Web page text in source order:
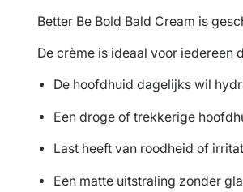
Better Be Bold Bald Cream is
De crème is ideaal voor iedereen
De hoofdhuid dagelijks wil
Een droge of trekkerige
Last heeft van roodheid of
Een matte uitstraling zonder